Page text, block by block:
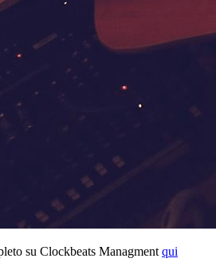
su Clockbeats Managment qui